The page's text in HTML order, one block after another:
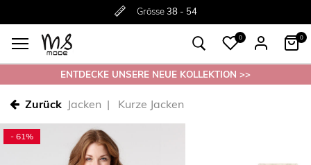
Ohne Versandkosten ab 50€
Grösse38 - 54
Rückgabe innerhalb 30 Tagen
0 0
ENTDECKE UNSERE NEUE KOLLEKTION >>
Zurück Jacken Kurze Jacken
- 61%